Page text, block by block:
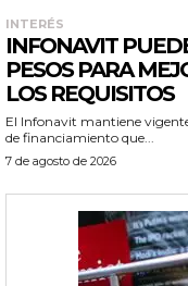
INTERÉS
INFONAVIT
PESOS PARA
LOS REQUISITOS
El Infonavit mantiene
de financiamiento que...
7 de agosto de 2026